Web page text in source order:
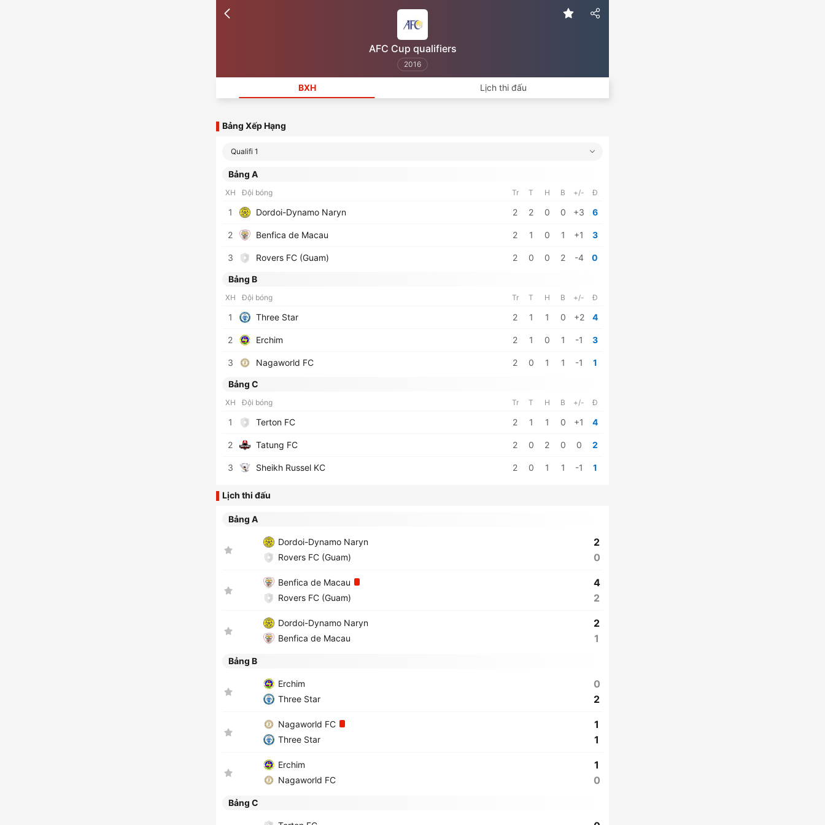
AFC Cup qualifiers
2016
BXH Lịch thi đấu
Bảng Xếp Hạng
Qualifi 1
Bảng A
XH Đội bóng Tr T H B +/- Đ
1 Dordoi-Dynamo Naryn 2 2 0 0 +3 6
2 Benfica de Macau 2 1 0 1 +1 3
3 Rovers FC (Guam) 2 0 0 2 -4 0
Bảng B
XH Đội bóng Tr T H B +/- Đ
1 Three Star 2 1 1 0 +2 4
2 Erchim 2 1 0 1 -1 3
3 Nagaworld FC 2 0 1 1 -1 1
Bảng C
XH Đội bóng Tr T H B +/- Đ
1 Terton FC 2 1 1 0 +1 4
2 Tatung FC 2 0 2 0 0 2
3 Sheikh Russel KC 2 0 1 1 -1 1
Lịch thi đấu
Bảng A
Dordoi-Dynamo Naryn
Rovers FC (Guam)
2
0
Benfica de Macau
Rovers FC (Guam)
4
2
Dordoi-Dynamo Naryn
Benfica de Macau
2
1
Bảng B
Erchim
Three Star
0
2
Nagaworld FC
Three Star
1
1
Erchim
Nagaworld FC
1
0
Bảng C